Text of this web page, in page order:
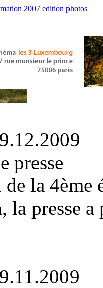
2007 edition photos
presse
de la
, la presse a